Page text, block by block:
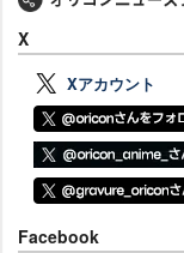
X
Xアカウント
Facebook